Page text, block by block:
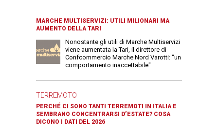
MARCHE MULTISERVIZI: UTILI MILIONARI MA
AUMENTO DELLA TARI
Nonostante gli utili di Marche Multiservizi
viene aumentata la Tari, il direttore di
Confcommercio Marche Nord Varotti: "un
comportamento inaccettabile"
TERREMOTO
PERCHÉ CI SONO TANTI TERREMOTI IN ITALIA E
SEMBRANO CONCENTRARSI D’ESTATE? COSA
DICONO I DATI DEL 2026